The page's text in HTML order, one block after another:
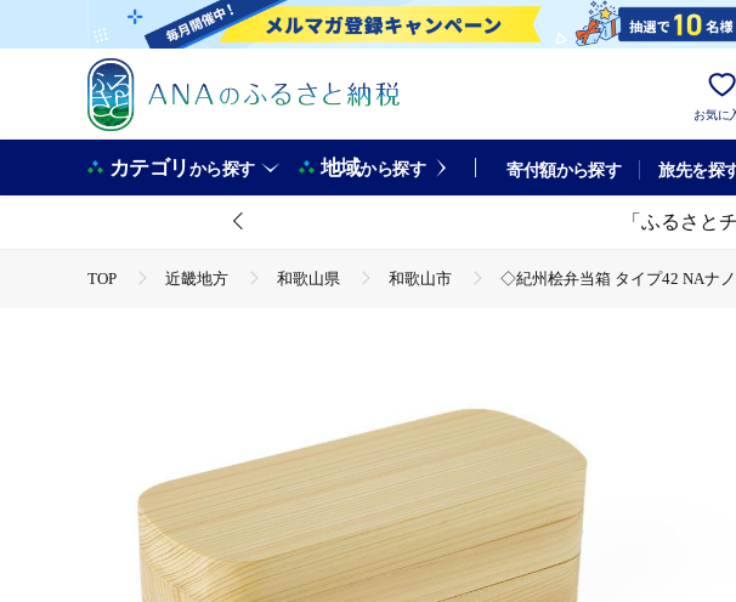
お気に
カテゴリから探す 地域から探す 寄付額から探す 旅先を探
「ふるさと
TOP 近畿地方 和歌山県 和歌山市 ◇紀州桧弁当箱 タイプ42 NAナ